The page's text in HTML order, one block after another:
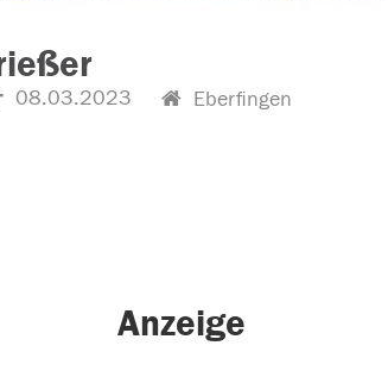
08.03.2023 Eberfingen
Anzeige